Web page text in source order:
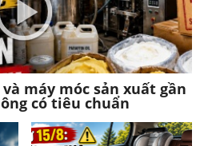
máy móc sản xuất gần
có tiêu chuẩn